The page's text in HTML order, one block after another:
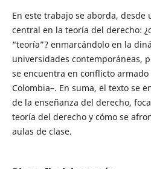
En este trabajo se aborda,
central en la teoría del derecho:
“teoría”? enmarcándolo en la
universidades contemporáneas,
se encuentra en conflicto armado
Colombia–. En suma, el texto se
de la enseñanza del derecho,
teoría del derecho y cómo se
aulas de clase.